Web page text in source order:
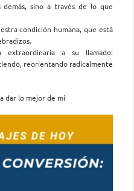
sino a través de lo que
condición humana, que está
extraordinaria a su llamado:
reorientando radicalmente
dar lo mejor de mi